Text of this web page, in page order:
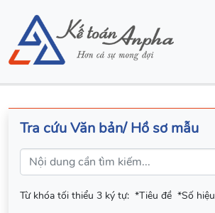
Tra cứu Văn bản/ Hồ sơ mẫu
Từ khóa tối thiểu 3 ký tự: *Tiêu đề *Số hiệu